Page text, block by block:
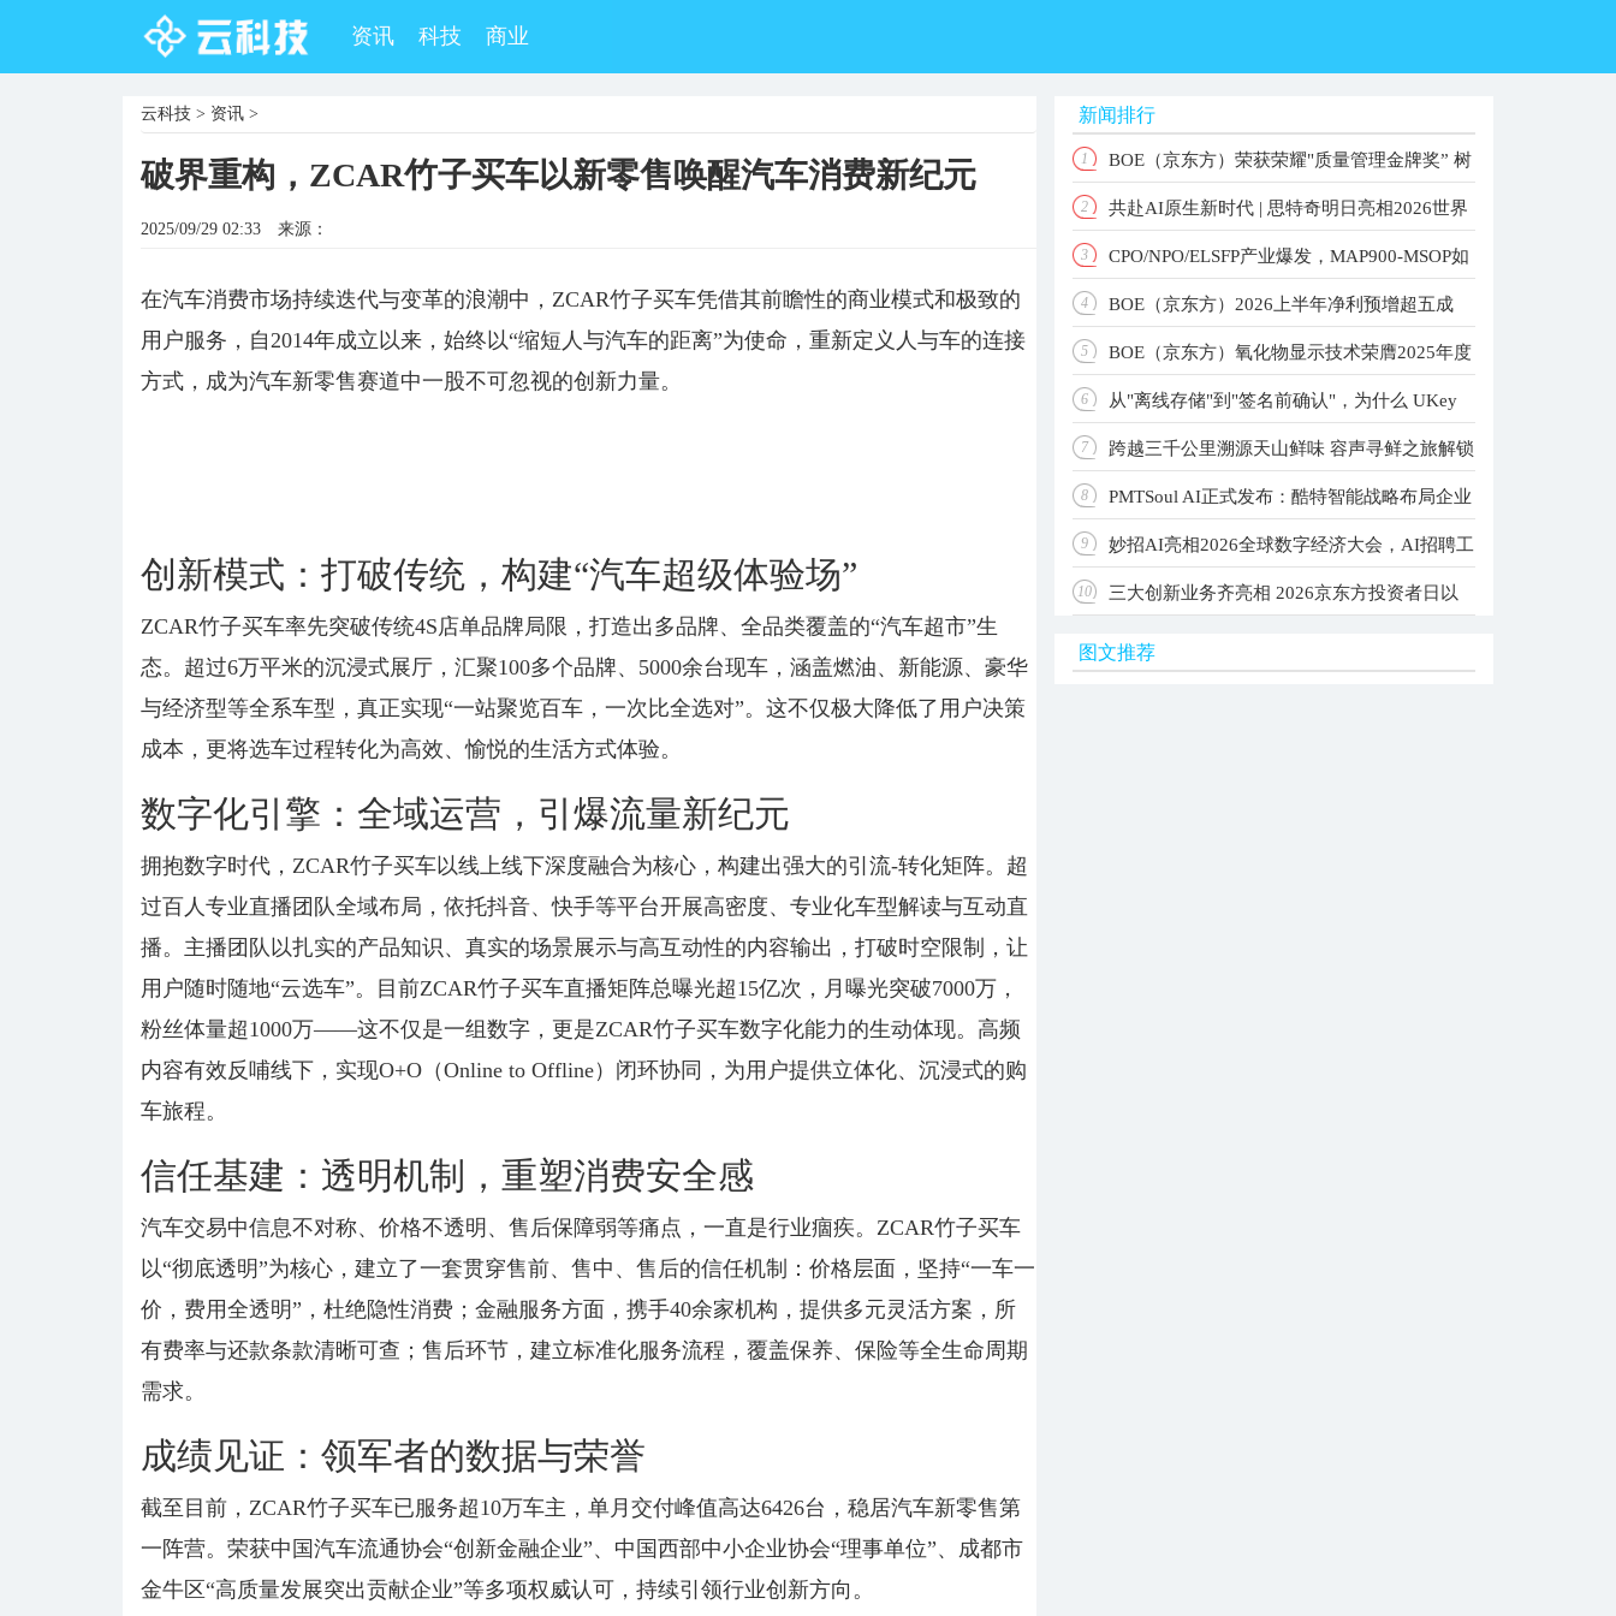
资讯 科技 商业
云科技 > 资讯 >
破界重构，ZCAR竹子买车以新零售唤醒汽车消费新纪元
2025/09/29 02:33 来源：
在汽车消费市场持续迭代与变革的浪潮中，ZCAR竹子买车凭借其前瞻性的商业模式和极致的
用户服务，自2014年成立以来，始终以“缩短人与汽车的距离”为使命，重新定义人与车的连接
方式，成为汽车新零售赛道中一股不可忽视的创新力量。
创新模式：打破传统，构建“汽车超级体验场”
ZCAR竹子买车率先突破传统4S店单品牌局限，打造出多品牌、全品类覆盖的“汽车超市”生
态。超过6万平米的沉浸式展厅，汇聚100多个品牌、5000余台现车，涵盖燃油、新能源、豪华
与经济型等全系车型，真正实现“一站聚览百车，一次比全选对”。这不仅极大降低了用户决策
成本，更将选车过程转化为高效、愉悦的生活方式体验。
数字化引擎：全域运营，引爆流量新纪元
拥抱数字时代，ZCAR竹子买车以线上线下深度融合为核心，构建出强大的引流-转化矩阵。超
过百人专业直播团队全域布局，依托抖音、快手等平台开展高密度、专业化车型解读与互动直
播。主播团队以扎实的产品知识、真实的场景展示与高互动性的内容输出，打破时空限制，让
用户随时随地“云选车”。目前ZCAR竹子买车直播矩阵总曝光超15亿次，月曝光突破7000万，
粉丝体量超1000万——这不仅是一组数字，更是ZCAR竹子买车数字化能力的生动体现。高频
内容有效反哺线下，实现O+O（Online to Offline）闭环协同，为用户提供立体化、沉浸式的购
车旅程。
信任基建：透明机制，重塑消费安全感
汽车交易中信息不对称、价格不透明、售后保障弱等痛点，一直是行业痼疾。ZCAR竹子买车
以“彻底透明”为核心，建立了一套贯穿售前、售中、售后的信任机制：价格层面，坚持“一车一
价，费用全透明”，杜绝隐性消费；金融服务方面，携手40余家机构，提供多元灵活方案，所
有费率与还款条款清晰可查；售后环节，建立标准化服务流程，覆盖保养、保险等全生命周期
需求。
成绩见证：领军者的数据与荣誉
截至目前，ZCAR竹子买车已服务超10万车主，单月交付峰值高达6426台，稳居汽车新零售第
一阵营。荣获中国汽车流通协会“创新金融企业”、中国西部中小企业协会“理事单位”、成都市
金牛区“高质量发展突出贡献企业”等多项权威认可，持续引领行业创新方向。
新闻排行
1 BOE（京东方）荣获荣耀"质量管理金牌奖” 树
立品质共赢产业新标杆
2 共赴AI原生新时代 | 思特奇明日亮相2026世界
人工智能大会！
3 CPO/NPO/ELSFP产业爆发，MAP900-MSOP如
何重构高速光测标准？
4 BOE（京东方）2026上半年净利预增超五成
主业根基稳固增长动能强劲
5 BOE（京东方）氧化物显示技术荣膺2025年度
国家科学技术进步奖 以创新驱动引领显示技术新纪
元
6 从"离线存储"到"签名前确认"，为什么 UKey
更值得关注？
7 跨越三千公里溯源天山鲜味 容声寻鲜之旅解锁
大冰象深冷锁鲜实力
8 PMTSoul AI正式发布：酷特智能战略布局企业
级Agent OS，让每家公司拥有自己的AI团队
9 妙招AI亮相2026全球数字经济大会，AI招聘工
作台入选国家级典型案例
10 三大创新业务齐亮相 2026京东方投资者日以
图文推荐